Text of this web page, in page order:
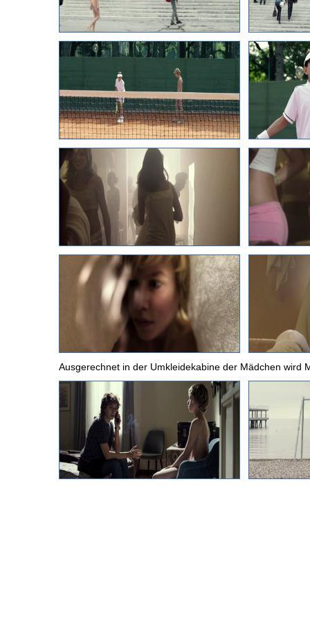
Ausgerechnet in der Umkleidekabine der Mädchen wird